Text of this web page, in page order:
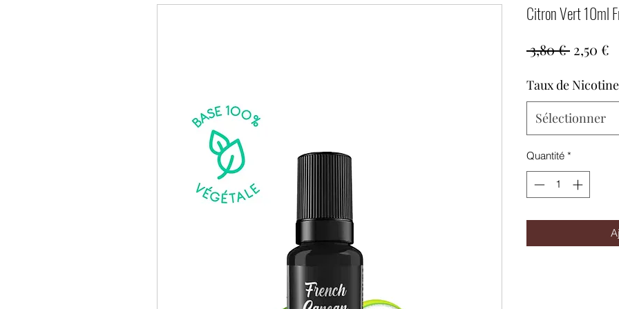
Citron Vert 10ml
3,80 € Prix
2,50 €
Taux de Nicotine
Sélectionner
Quantité *